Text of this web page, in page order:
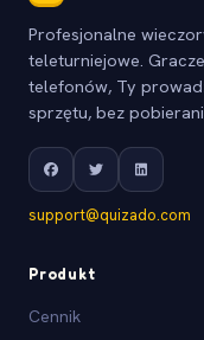
Profesjonalne
teleturniejowe.
telefonów, Ty
sprzętu, bez
support@quizado.com
Produkt
Cennik